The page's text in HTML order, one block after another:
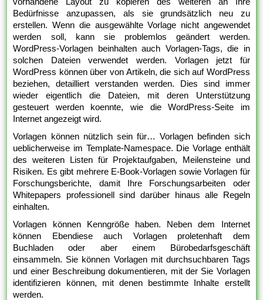
Bedürfnisse anzupassen, als sie grundsätzlich neu zu
erstellen. Wenn die ausgewählte Vorlage nicht angewendet
werden soll, kann sie problemlos geändert werden.
WordPress-Vorlagen beinhalten auch Vorlagen-Tags, die in
solchen Dateien verwendet werden. Vorlagen jetzt für
WordPress können über von Artikeln, die sich auf WordPress
beziehen, detailliert verstanden werden. Dies sind immer
wieder eigentlich die Dateien, mit deren Unterstützung
gesteuert werden koennte, wie die WordPress-Seite im
Internet angezeigt wird.
Vorlagen können nützlich sein für… Vorlagen befinden sich
ueblicherweise im Template-Namespace. Die Vorlage enthält
des weiteren Listen für Projektaufgaben, Meilensteine und
Risiken. Es gibt mehrere E-Book-Vorlagen sowie Vorlagen für
Forschungsberichte, damit Ihre Forschungsarbeiten oder
Whitepapers professionell sind darüber hinaus alle Regeln
einhalten.
Vorlagen können Kenngröße haben. Neben dem Internet
können Ebendiese auch Vorlagen proletenhaft dem
Buchladen oder aber einem Bürobedarfsgeschäft
einsammeln. Sie können Vorlagen mit durchsuchbaren Tags
und einer Beschreibung dokumentieren, mit der Sie Vorlagen
identifizieren können, mit denen bestimmte Inhalte erstellt
werden.